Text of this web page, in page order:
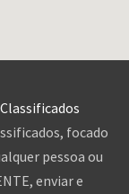
Classificados
focado
pessoa ou
enviar e